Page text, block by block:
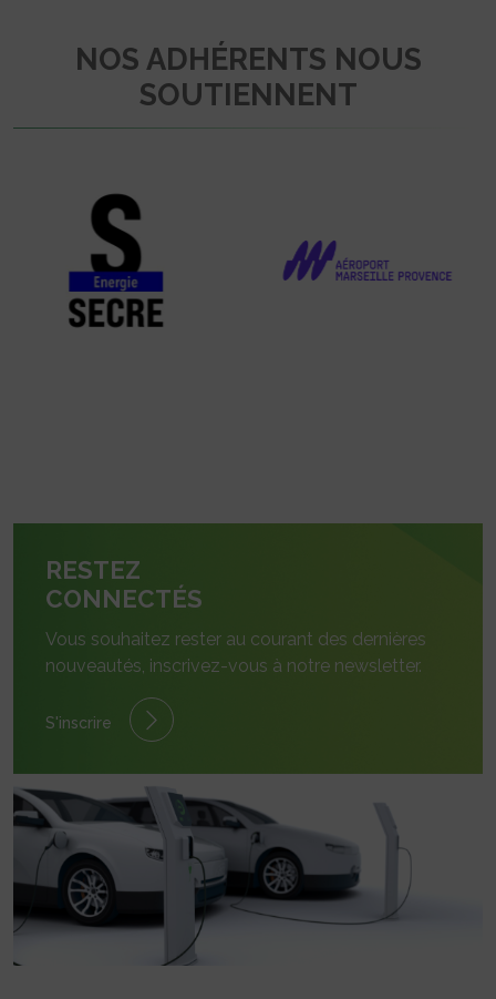
NOS ADHÉRENTS NOUS
SOUTIENNENT
RESTEZ
CONNECTÉS
Vous souhaitez rester au courant des dernières
nouveautés, inscrivez-vous à notre newsletter.
S'inscrire